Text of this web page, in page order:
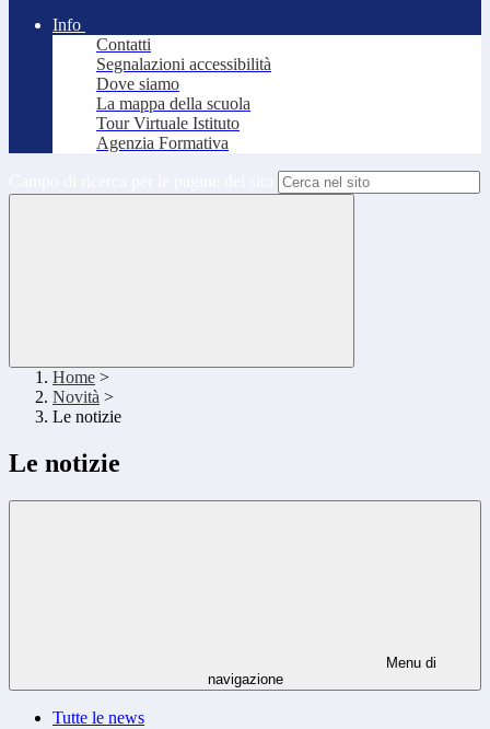
Info
Contatti
Segnalazioni accessibilità
Dove siamo
La mappa della scuola
Tour Virtuale Istituto
Agenzia Formativa
Home >
Novità >
Le notizie
Le notizie
Menu di
navigazione
Tutte le news